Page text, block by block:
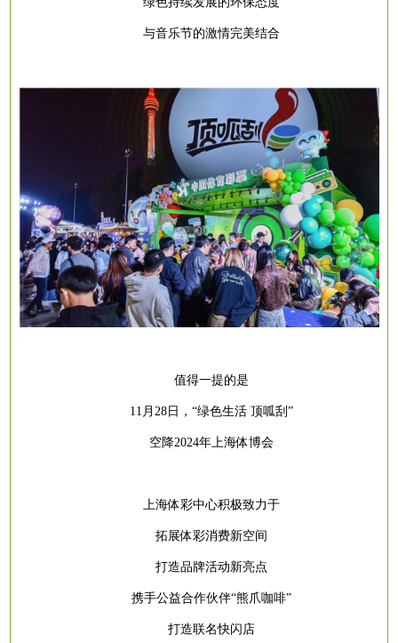
与音乐节的激情完美结合
值得一提的是
11月28日，“绿色生活 顶呱刮”
空降2024年上海体博会
上海体彩中心积极致力于
拓展体彩消费新空间
打造品牌活动新亮点
携手公益合作伙伴“熊爪咖啡”
打造联名快闪店